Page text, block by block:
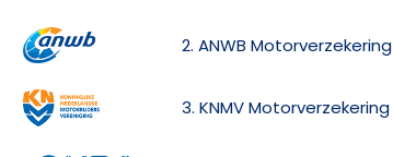
2. ANWB Motorverzekering
3. KNMV Motorverzekering